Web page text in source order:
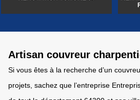
Artisan couvreur
Si vous êtes à la recherche d’un
projets, sachez que l’entreprise